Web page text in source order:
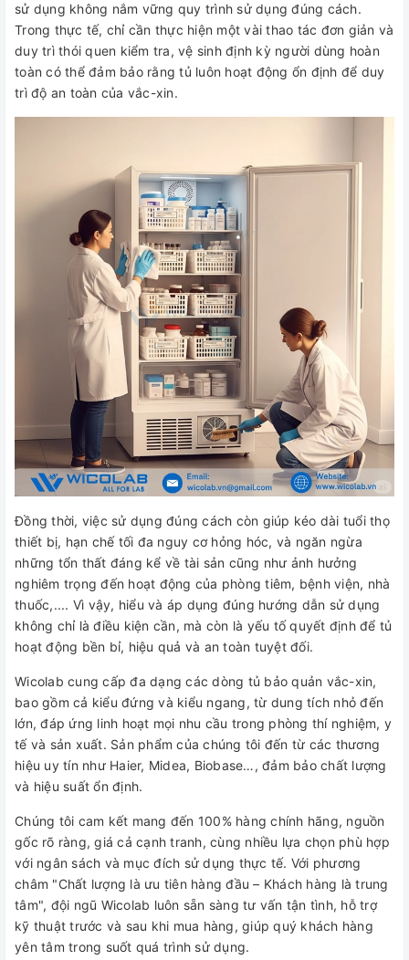
sử dụng không nắm vững quy trình sử dụng đúng cách.
Trong thực tế, chỉ cần thực hiện một vài thao tác đơn giản và
duy trì thói quen kiểm tra, vệ sinh định kỳ người dùng hoàn
toàn có thể đảm bảo rằng tủ luôn hoạt động ổn định để duy
trì độ an toàn của vắc-xin.
Đồng thời, việc sử dụng đúng cách còn giúp kéo dài tuổi thọ
thiết bị, hạn chế tối đa nguy cơ hỏng hóc, và ngăn ngừa
những tổn thất đáng kể về tài sản cũng như ảnh hưởng
nghiêm trọng đến hoạt động của phòng tiêm, bệnh viện, nhà
thuốc,.... Vì vậy, hiểu và áp dụng đúng hướng dẫn sử dụng
không chỉ là điều kiện cần, mà còn là yếu tố quyết định để tủ
hoạt động bền bỉ, hiệu quả và an toàn tuyệt đối.
Wicolab cung cấp đa dạng các dòng tủ bảo quản vắc-xin,
bao gồm cả kiểu đứng và kiểu ngang, từ dung tích nhỏ đến
lớn, đáp ứng linh hoạt mọi nhu cầu trong phòng thí nghiệm, y
tế và sản xuất. Sản phẩm của chúng tôi đến từ các thương
hiệu uy tín như Haier, Midea, Biobase…, đảm bảo chất lượng
và hiệu suất ổn định.
Chúng tôi cam kết mang đến 100% hàng chính hãng, nguồn
gốc rõ ràng, giá cả cạnh tranh, cùng nhiều lựa chọn phù hợp
với ngân sách và mục đích sử dụng thực tế. Với phương
châm "Chất lượng là ưu tiên hàng đầu – Khách hàng là trung
tâm", đội ngũ Wicolab luôn sẵn sàng tư vấn tận tình, hỗ trợ
kỹ thuật trước và sau khi mua hàng, giúp quý khách hàng
yên tâm trong suốt quá trình sử dụng.